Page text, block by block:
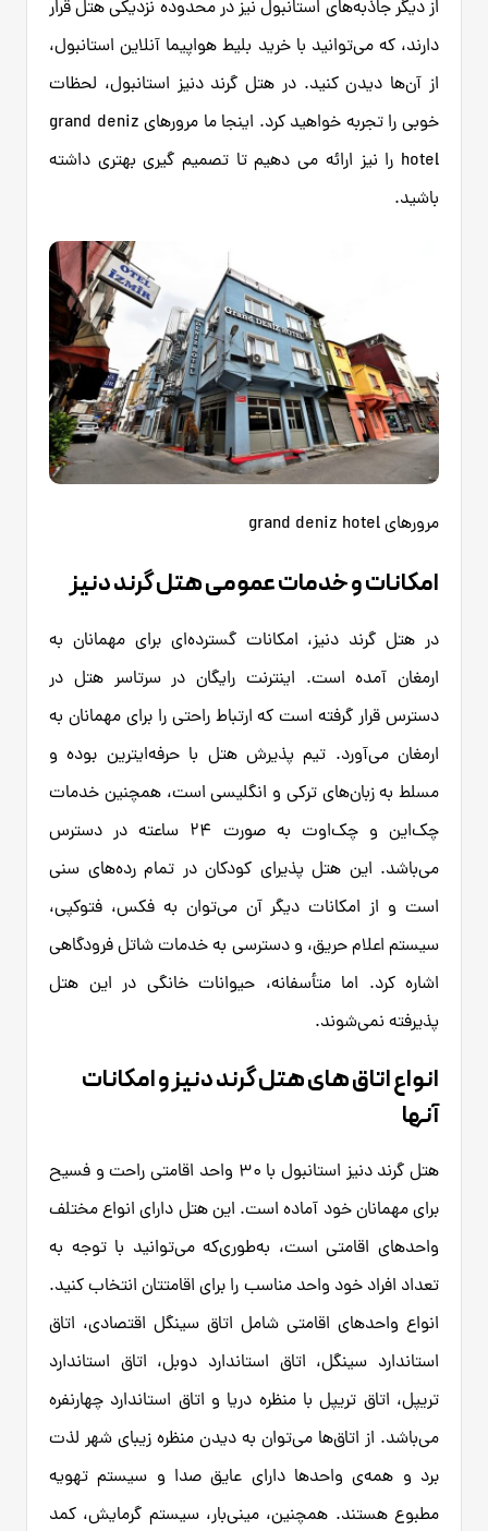
از دیگر جاذبه‌های استانبول نیز در محدوده نزدیکی هتل قرار
دارند، که می‌توانید با خرید بلیط هواپیما آنلاین استانبول،
از آن‌ها دیدن کنید. در هتل گرند دنیز استانبول، لحظات
خوبی را تجربه خواهید کرد. اینجا ما مرورهای grand deniz
hotel را نیز ارائه می دهیم تا تصمیم گیری بهتری داشته
باشید.
مرورهای grand deniz hotel
امکانات و خدمات عمومی هتل گرند دنیز
در هتل گرند دنیز، امکانات گسترده‌ای برای مهمانان به
ارمغان آمده است. اینترنت رایگان در سرتاسر هتل در
دسترس قرار گرفته است که ارتباط راحتی را برای مهمانان به
ارمغان می‌آورد. تیم پذیرش هتل با حرفه‌ایترین بوده و
مسلط به زبان‌های ترکی و انگلیسی است، همچنین خدمات
چک‌این و چک‌اوت به صورت ۲۴ ساعته در دسترس
می‌باشد. این هتل پذیرای کودکان در تمام رده‌های سنی
است و از امکانات دیگر آن می‌توان به فکس، فتوکپی،
سیستم اعلام حریق، و دسترسی به خدمات شاتل فرودگاهی
اشاره کرد. اما متأسفانه، حیوانات خانگی در این هتل
پذیرفته نمی‌شوند.
انواع اتاق های هتل گرند دنیز و امکانات
آنها
هتل گرند دنیز استانبول با ۳۰ واحد اقامتی راحت و فسیح
برای مهمانان خود آماده است. این هتل دارای انواع مختلف
واحدهای اقامتی است، به‌طوری‌که می‌توانید با توجه به
تعداد افراد خود واحد مناسب را برای اقامتتان انتخاب کنید.
انواع واحدهای اقامتی شامل اتاق سینگل اقتصادی، اتاق
استاندارد سینگل، اتاق استاندارد دوبل، اتاق استاندارد
تریپل، اتاق تریپل با منظره دریا و اتاق استاندارد چهارنفره
می‌باشد. از اتاق‌ها می‌توان به دیدن منظره زیبای شهر لذت
برد و همه‌ی واحدها دارای عایق صدا و سیستم تهویه
مطبوع هستند. همچنین، مینی‌بار، سیستم گرمایش، کمد